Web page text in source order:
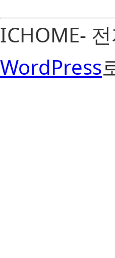
ICHOME-
WordPress